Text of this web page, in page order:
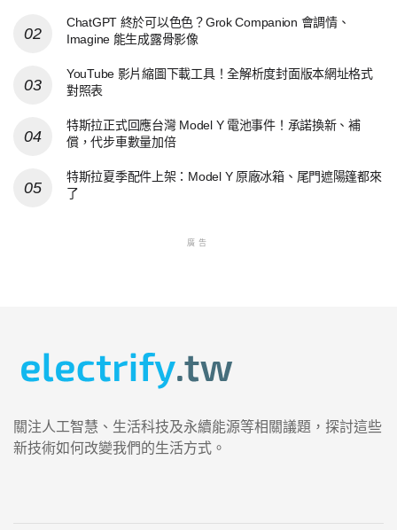
ChatGPT 終於可以色色？Grok Companion 會調情、
Imagine 能生成露骨影像
YouTube 影片縮圖下載工具！全解析度封面版本網址格式
對照表
特斯拉正式回應台灣 Model Y 電池事件！承諾換新、補
償，代步車數量加倍
特斯拉夏季配件上架：Model Y 原廠冰箱、尾門遮陽篷都來
了
廣告
關注人工智慧、生活科技及永續能源等相關議題，探討這些
新技術如何改變我們的生活方式。